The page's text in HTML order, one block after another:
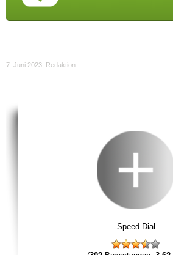
7. Juni 2023 Redaktion
Speed Dial